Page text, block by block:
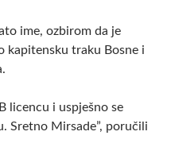
ime, ozbirom da je
kapitensku traku Bosne i
licencu i uspješno se
Sretno Mirsade”, poručili